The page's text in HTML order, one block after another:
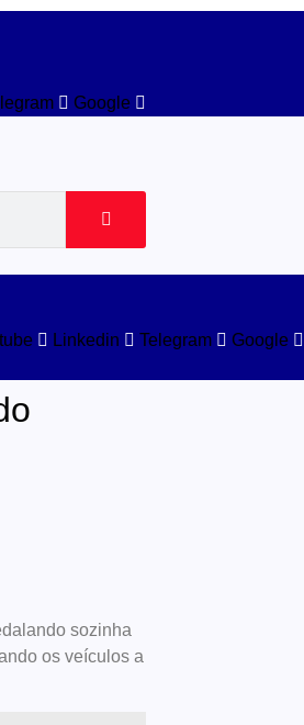
Google
Linkedin Telegram
Google
sozinha
os veículos a